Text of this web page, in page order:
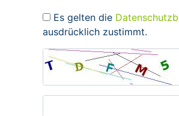
Es gelten die
ausdrücklich zustimmt.